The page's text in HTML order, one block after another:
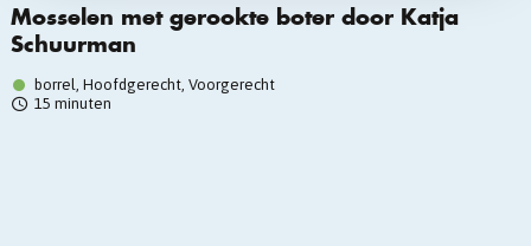
Mosselen met gerookte boter door Katja
Schuurman
borrel, Hoofdgerecht, Voorgerecht
15 minuten